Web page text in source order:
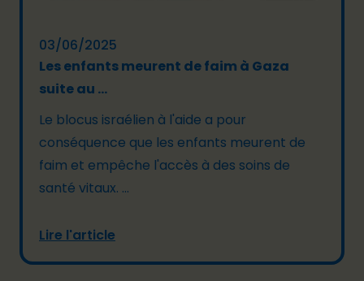
03/06/2025
Les enfants meurent de faim à Gaza
suite au ...
Le blocus israélien à l'aide a pour
conséquence que les enfants meurent de
faim et empêche l'accès à des soins de
santé vitaux. ...
Lire l'article